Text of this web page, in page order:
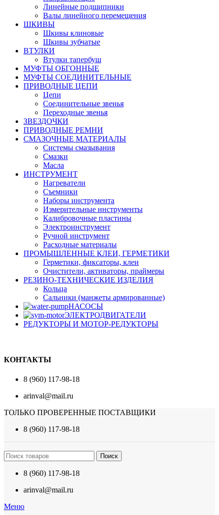
Линейные подшипники
Валы линейного перемещения
ШКИВЫ
Шкивы клиновые
Шкивы зубчатые
ВТУЛКИ
Втулки тапербуш
МУФТЫ ОБГОННЫЕ
МУФТЫ СОЕДИНИТЕЛЬНЫЕ
ПРИВОДНЫЕ ЦЕПИ
Цепи
Соединительные звенья
Переходные звенья
ЗВЕЗДОЧКИ
ПРИВОДНЫЕ РЕМНИ
СМАЗОЧНЫЕ МАТЕРИАЛЫ
Системы смазывания
Смазки
Масла
ИНСТРУМЕНТ
Нагреватели
Съемники
Наборы инструмента
Измерительные инструменты
Калибровочные пластины
Электроинструмент
Ручной инструмент
Расходные материалы
ПРОМЫШЛЕННЫЕ КЛЕИ, ГЕРМЕТИКИ
Герметики, фиксаторы, клеи
Очистители, активаторы, праймеры
РЕЗИНО-ТЕХНИЧЕСКИЕ ИЗДЕЛИЯ
Кольца
Сальники (манжеты армированные)
НАСОСЫ
ЭЛЕКТРОДВИГАТЕЛИ
РЕДУКТОРЫ И МОТОР-РЕДУКТОРЫ
КОНТАКТЫ
8 (960) 117-98-18
arinval@mail.ru
ТОЛЬКО ПРОВЕРЕННЫЕ ПОСТАВЩИКИ
8 (960) 117-98-18
Поиск
8 (960) 117-98-18
arinval@mail.ru
Меню